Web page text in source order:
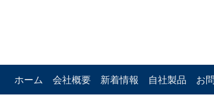
ホーム 会社概要 新着情報 自社製品 お